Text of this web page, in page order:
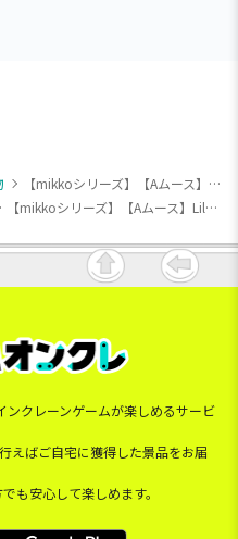
【mikkoシリーズ】【Aムース】Lilalamode フレンチマリン・マスコット
【mikkoシリーズ】【Aムース】Lilalamode フレンチマリン・マスコット
ンクレーンゲームが楽しめるサービ
えばご自宅に獲得した景品をお届
も安心して楽しめます。